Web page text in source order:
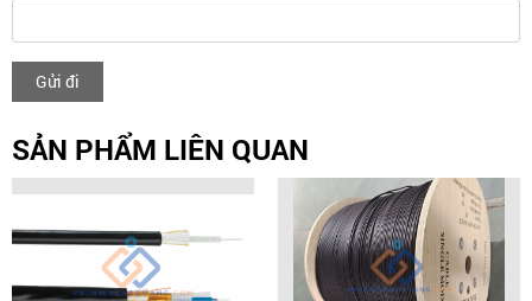
Gửi đi
SẢN PHẨM LIÊN QUAN